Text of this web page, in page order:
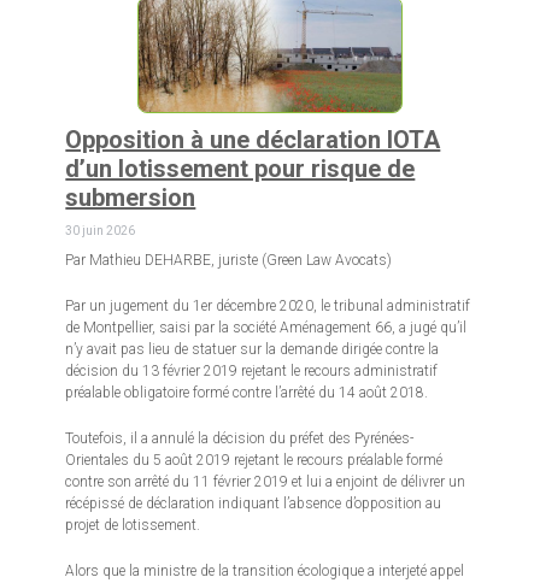
Opposition à une déclaration IOTA
d’un lotissement pour risque de
submersion
30 juin 2026
Par Mathieu DEHARBE, juriste (Green Law Avocats)
Par un jugement du 1er décembre 2020, le tribunal administratif
de Montpellier, saisi par la société Aménagement 66, a jugé qu’il
n’y avait pas lieu de statuer sur la demande dirigée contre la
décision du 13 février 2019 rejetant le recours administratif
préalable obligatoire formé contre l’arrêté du 14 août 2018.
Toutefois, il a annulé la décision du préfet des Pyrénées-
Orientales du 5 août 2019 rejetant le recours préalable formé
contre son arrêté du 11 février 2019 et lui a enjoint de délivrer un
récépissé de déclaration indiquant l’absence d’opposition au
projet de lotissement.
Alors que la ministre de la transition écologique a interjeté appel